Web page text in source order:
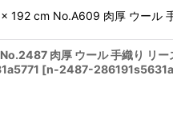
192 cm No.A609 肉厚 ウール
肉厚 ウール 手織り リー
[n-2487-